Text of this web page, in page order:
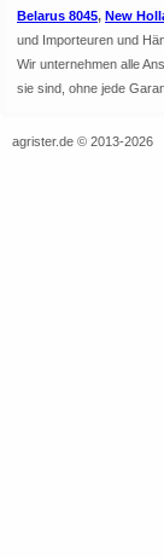
Belarus 8045, New
und Importeuren und
Wir unternehmen alle
sie sind, ohne jede
agrister.de © 2013-2026